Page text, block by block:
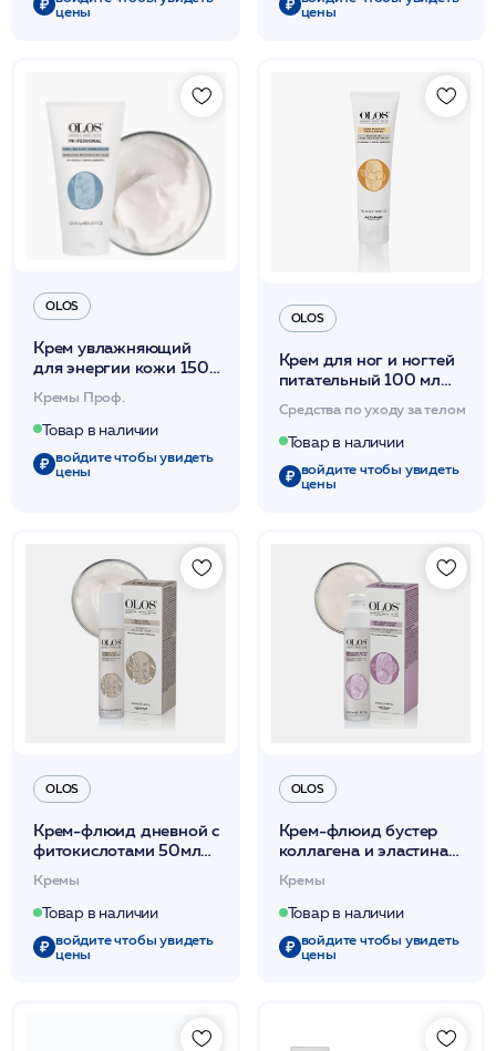
цены
цены
OLOS
Крем увлажняющий
для энергии кожи 150
Кремы Проф.
Товар в наличии
войдите чтобы увидеть
цены
OLOS
Крем для ног и ногтей
питательный 100 мл
/OLOS
Средства по уходу за телом
Товар в наличии
войдите чтобы увидеть
цены
OLOS
Крем-флюид дневной с
фитокислотами 50мл
/OLOS
Кремы
Товар в наличии
войдите чтобы увидеть
цены
OLOS
Крем-флюид бустер
коллагена и эластина
50мл /OLOS
Кремы
Товар в наличии
войдите чтобы увидеть
цены